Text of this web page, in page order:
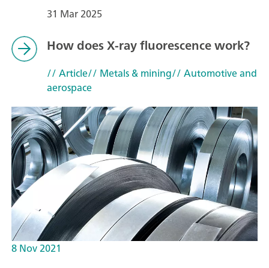
31 Mar 2025
How does X-ray fluorescence work?
// Article// Metals & mining// Automotive and
aerospace
8 Nov 2021